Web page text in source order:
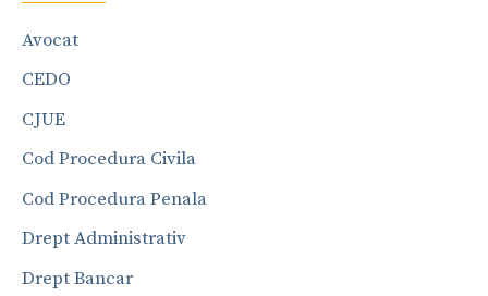
Avocat
CEDO
CJUE
Cod Procedura Civila
Cod Procedura Penala
Drept Administrativ
Drept Bancar